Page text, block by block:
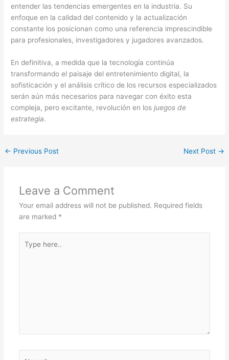
entender las tendencias emergentes en la industria. Su
enfoque en la calidad del contenido y la actualización
constante los posicionan como una referencia imprescindible
para profesionales, investigadores y jugadores avanzados.
En definitiva, a medida que la tecnología continúa
transformando el paisaje del entretenimiento digital, la
sofisticación y el análisis crítico de los recursos especializados
serán aún más necesarios para navegar con éxito esta
compleja, pero excitante, revolución en losjuegos de
estrategia.
← Previous Post Next Post →
Leave a Comment
Your email address will not be published. Required fields
are marked *
here..